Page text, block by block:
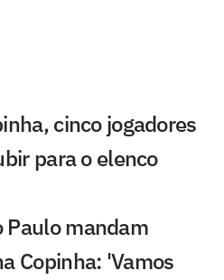
cinco jogadores
para o elenco
Paulo mandam
Copinha: 'Vamos